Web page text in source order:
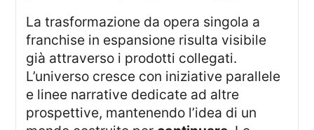
La trasformazione da opera singola a
franchise in espansione risulta visibile
già attraverso i prodotti collegati.
L’universo cresce con iniziative parallele
e linee narrative dedicate ad altre
prospettive, mantenendo l’idea di un